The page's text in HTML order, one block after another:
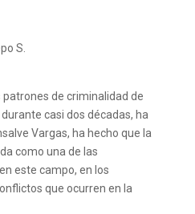
S.
patrones de criminalidad de
casi dos décadas, ha
Vargas, ha hecho que la
como una de las
este campo, en los
que ocurren en la